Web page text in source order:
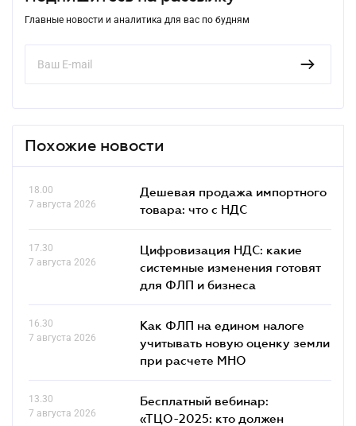
Главные новости и аналитика для вас по будням
Похожие новости
18.00
7 августа 2026
Дешевая продажа импортного
товара: что c НДС
17.30
7 августа 2026
Цифровизация НДС: какие
системные изменения готовят
для ФЛП и бизнеса
16.30
7 августа 2026
Как ФЛП на едином налоге
учитывать новую оценку земли
при расчете МНО
13.30
7 августа 2026
Бесплатный вебинар:
«ТЦО-2025: кто должен